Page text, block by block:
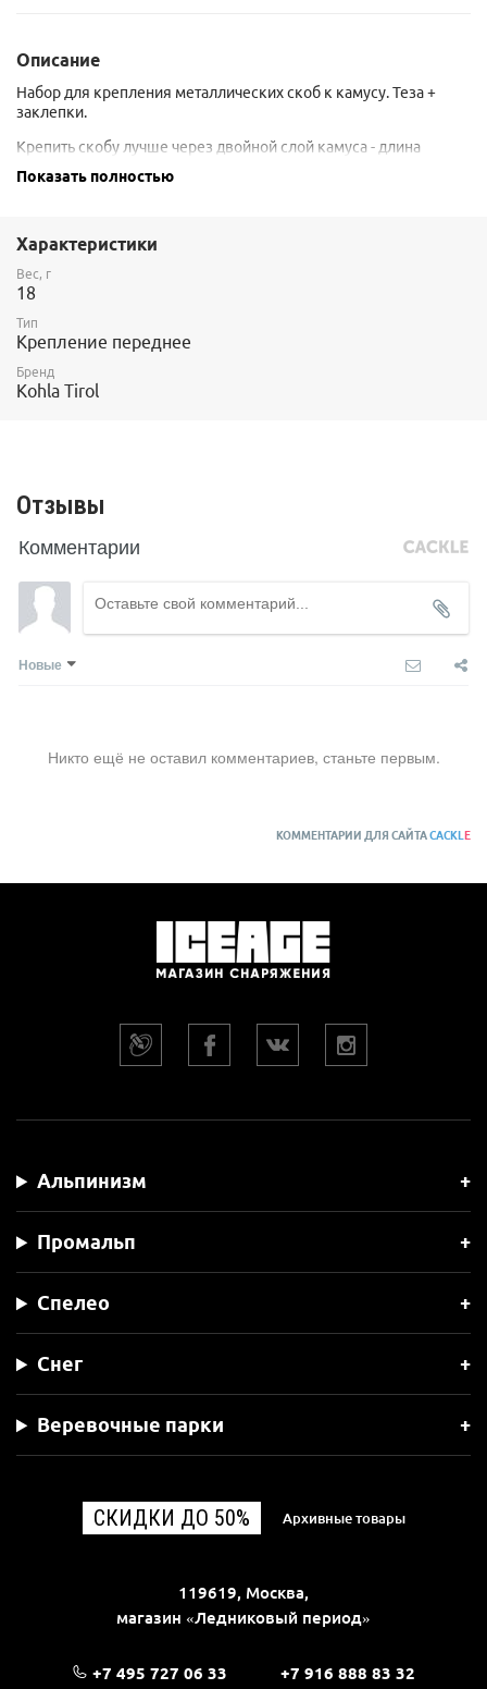
Описание
Набор для крепления металлических скоб к камусу. Теза +
заклепки.
Крепить скобу лучше через двойной слой камуса - длина
обернуть вокруг скобы, а затем сверху обернуть тезу и
Показать полностью
Характеристики
Вес, г
18
Тип
Крепление переднее
Бренд
Kohla Tirol
Отзывы
Комментарии
Новые
Никто ещё не оставил комментариев, станьте первым.
КОММЕНТАРИИ ДЛЯ САЙТАCACKL E
Альпинизм
Промальп
Спелео
Снег
Веревочные парки
СКИДКИ ДО 50% Архивные товары
119619, Москва,
магазин «Ледниковый период»
+7 495 727 06 33 +7 916 888 83 32